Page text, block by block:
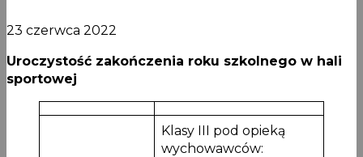
23 czerwca 2022
Uroczystość zakończenia roku szkolnego w hali
sportowej
Klasy III pod opieką
wychowawców: